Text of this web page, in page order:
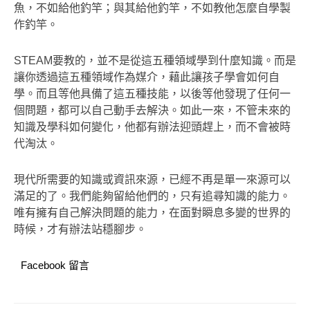
魚，不如給他釣竿；與其給他釣竿，不如教他怎麼自學製
作釣竿。
STEAM要教的，並不是從這五種領域學到什麼知識。而是
讓你透過這五種領域作為媒介，藉此讓孩子學會如何自
學。而且等他具備了這五種技能，以後等他發現了任何一
個問題，都可以自己動手去解決。如此一來，不管未來的
知識及學科如何變化，他都有辦法迎頭趕上，而不會被時
代淘汰。
現代所需要的知識或資訊來源，已經不再是單一來源可以
滿足的了。我們能夠留給他們的，只有追尋知識的能力。
唯有擁有自己解決問題的能力，在面對瞬息多變的世界的
時候，才有辦法站穩腳步。
Facebook 留言